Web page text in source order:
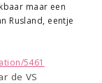
maar een
Rusland, eentje
5461
de VS